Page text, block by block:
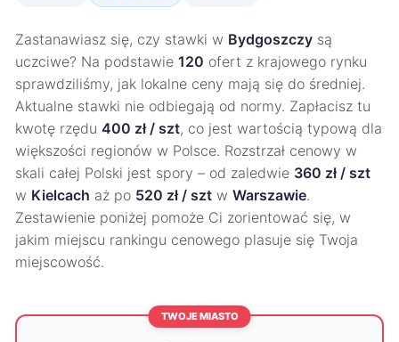
Zastanawiasz się, czy stawki w Bydgoszczy są
uczciwe? Na podstawie 120 ofert z krajowego rynku
sprawdziliśmy, jak lokalne ceny mają się do średniej.
Aktualne stawki nie odbiegają od normy. Zapłacisz tu
kwotę rzędu 400 zł / szt, co jest wartością typową dla
większości regionów w Polsce. Rozstrzał cenowy w
skali całej Polski jest spory – od zaledwie 360 zł / szt
w Kielcach aż po 520 zł / szt w Warszawie.
Zestawienie poniżej pomoże Ci zorientować się, w
jakim miejscu rankingu cenowego plasuje się Twoja
miejscowość.
TWOJE MIASTO